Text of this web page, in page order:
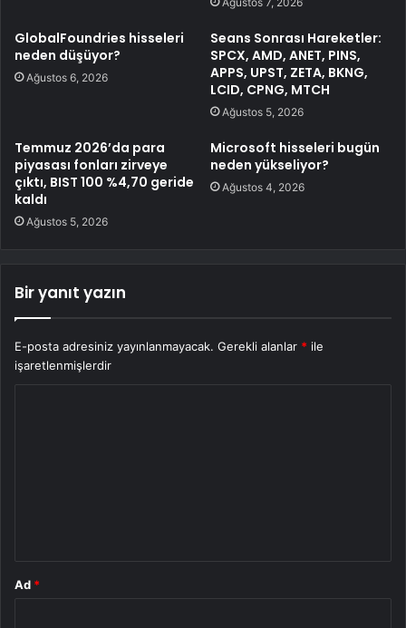
GlobalFoundries hisseleri
neden düşüyor?
Ağustos 6, 2026
Seans Sonrası Hareketler:
SPCX, AMD, ANET, PINS,
APPS, UPST, ZETA, BKNG,
LCID, CPNG, MTCH
Ağustos 5, 2026
Temmuz 2026’da para
piyasası fonları zirveye
çıktı, BIST 100 %4,70 geride
kaldı
Ağustos 5, 2026
Microsoft hisseleri bugün
neden yükseliyor?
Ağustos 4, 2026
Bir yanıt yazın
E-posta adresiniz yayınlanmayacak. Gerekli alanlar * ile
işaretlenmişlerdir
Ad *